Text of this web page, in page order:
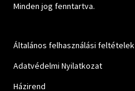
Minden jog fenntartva.
Általános felhasználási feltételek
Adatvédelmi Nyilatkozat
Házirend